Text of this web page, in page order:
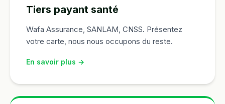
Tiers payant santé
Wafa Assurance, SANLAM, CNSS. Présentez
votre carte, nous nous occupons du reste.
En savoir plus →